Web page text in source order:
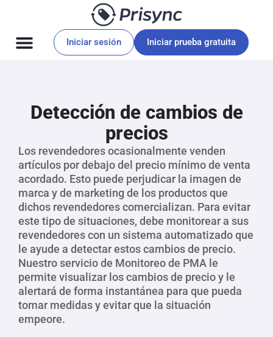
Iniciar sesión Iniciar prueba gratuita
Detección de cambios de
precios
Los revendedores ocasionalmente venden
artículos por debajo del precio mínimo de venta
acordado. Esto puede perjudicar la imagen de
marca y de marketing de los productos que
dichos revendedores comercializan. Para evitar
este tipo de situaciones, debe monitorear a sus
revendedores con un sistema automatizado que
le ayude a detectar estos cambios de precio.
Nuestro servicio de Monitoreo de PMA le
permite visualizar los cambios de precio y le
alertará de forma instantánea para que pueda
tomar medidas y evitar que la situación
empeore.